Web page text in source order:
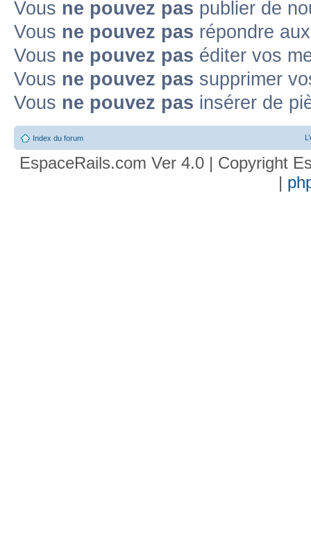
Vous ne pouvez pas publier de
Vous ne pouvez pas répondre
Vous ne pouvez pas éditer vos
Vous ne pouvez pas supprimer
Vous ne pouvez pas insérer de
Index du forum
EspaceRails.com Ver 4.0 | Copyright
|